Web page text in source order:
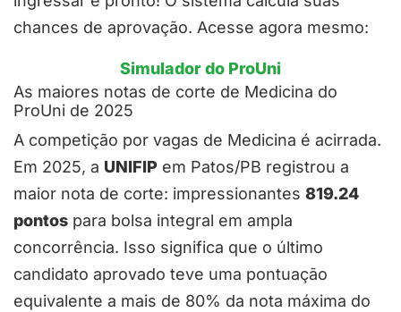
chances de aprovação. Acesse agora mesmo:
Simulador do ProUni
As maiores notas de corte de Medicina do
ProUni de 2025
A competição por vagas de Medicina é acirrada.
Em 2025, a UNIFIP em Patos/PB registrou a
maior nota de corte: impressionantes 819.24
pontos para bolsa integral em ampla
concorrência. Isso significa que o último
candidato aprovado teve uma pontuação
equivalente a mais de 80% da nota máxima do